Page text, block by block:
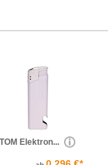
TOM Elektron...